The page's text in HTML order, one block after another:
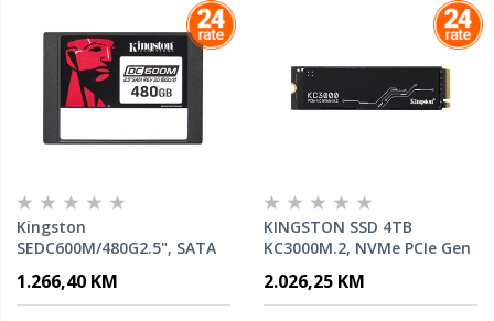
Kingston
SEDC600M/480G2.5", SATA
Entreprise SSD
1.266,40 KM
KINGSTON SSD 4TB
KC3000M.2, NVMe PCIe Gen
2.026,25 KM